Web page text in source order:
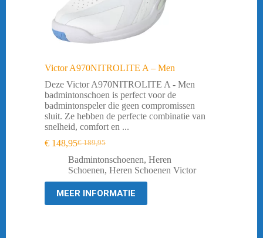
Victor A970NITROLITE A – Men
Deze Victor A970NITROLITE A - Men
badmintonschoen is perfect voor de
badmintonspeler die geen compromissen
sluit. Ze hebben de perfecte combinatie van
snelheid, comfort en ...
€189,95
Oorspronkelijke
prijs
was:
€ 148,95Huidige
prijs
is:
Badmintonschoenen, Heren
Schoenen, Heren Schoenen Victor
MEER INFORMATIE